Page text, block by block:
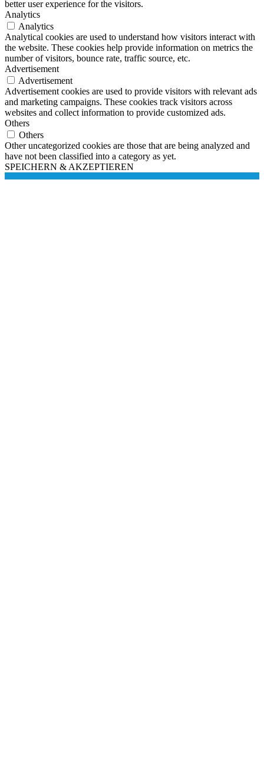
better user experience for the visitors.
Analytics
Analytics
Analytical cookies are used to understand how visitors interact with
the website. These cookies help provide information on metrics the
number of visitors, bounce rate, traffic source, etc.
Advertisement
Advertisement
Advertisement cookies are used to provide visitors with relevant ads
and marketing campaigns. These cookies track visitors across
websites and collect information to provide customized ads.
Others
Others
Other uncategorized cookies are those that are being analyzed and
have not been classified into a category as yet.
SPEICHERN & AKZEPTIEREN